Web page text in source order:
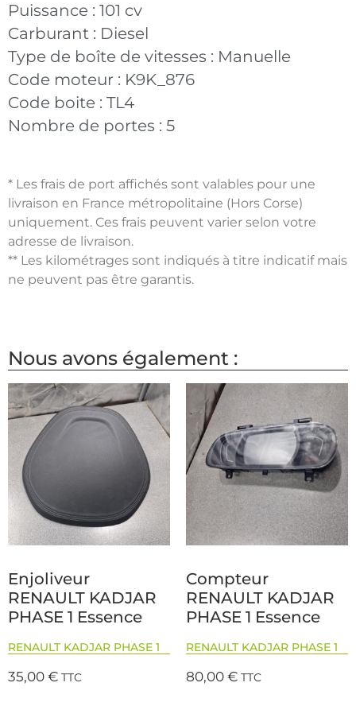
Puissance : 101 cv
Carburant : Diesel
Type de boîte de vitesses : Manuelle
Code moteur : K9K_876
Code boite : TL4
Nombre de portes : 5
* Les frais de port affichés sont valables pour une
livraison en France métropolitaine (Hors Corse)
uniquement. Ces frais peuvent varier selon votre
adresse de livraison.
** Les kilométrages sont indiqués à titre indicatif mais
ne peuvent pas être garantis.
Nous avons également :
Enjoliveur
RENAULT KADJAR
PHASE 1 Essence
RENAULT KADJAR PHASE 1
35,00€ TTC
Compteur
RENAULT KADJAR
PHASE 1 Essence
RENAULT KADJAR PHASE 1
80,00€ TTC